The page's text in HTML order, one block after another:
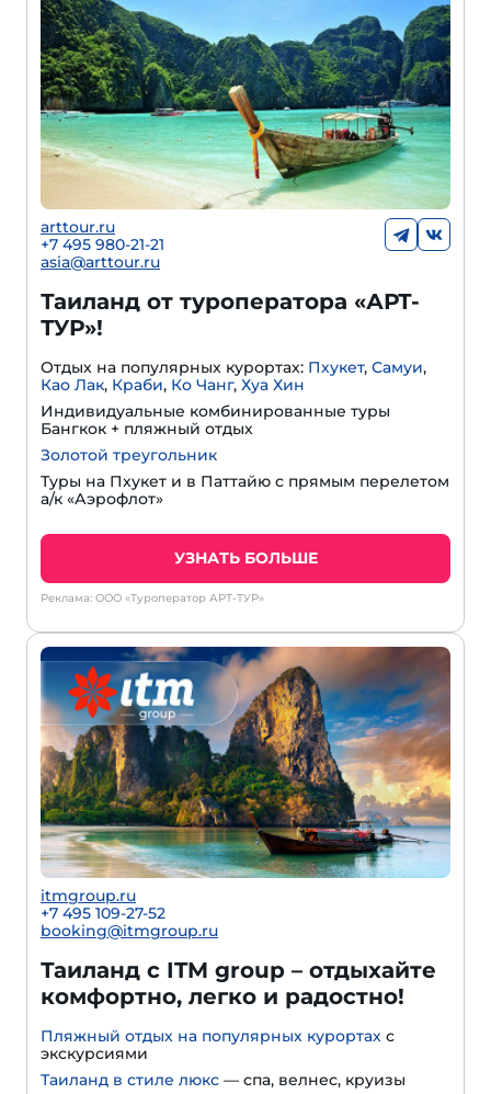
arttour.ru
+7 495 980-21-21
asia@arttour.ru
Таиланд от туроператора «АРТ-
ТУР»!
Отдых на популярных курортах: Пхукет, Самуи,
Као Лак, Краби, Ко Чанг, Хуа Хин
Индивидуальные комбинированные туры
Бангкок + пляжный отдых
Золотой треугольник
Туры на Пхукет и в Паттайю с прямым перелетом
а/к «Аэрофлот»
УЗНАТЬ БОЛЬШЕ
Реклама: ООО «Туроператор АРТ-ТУР»
itmgroup.ru
+7 495 109-27-52
booking@itmgroup.ru
Таиланд с ITM group – отдыхайте
комфортно, легко и радостно!
Пляжный отдых на популярных курортах с
экскурсиями
Таиланд в стиле люкс — спа, велнес, круизы